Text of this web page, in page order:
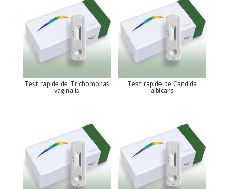
Test rapide de Trichomonas
vaginalis
Test rapide de Candida
albicans